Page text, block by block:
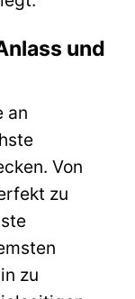
und
an
Von
zu
zu